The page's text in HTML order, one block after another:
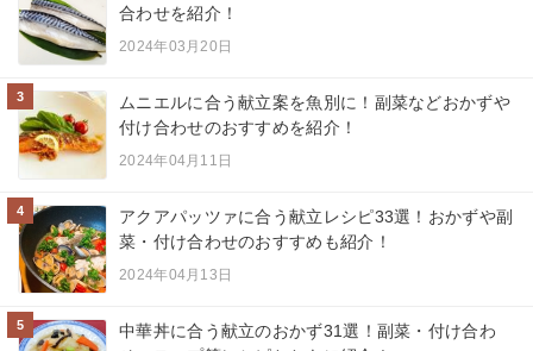
合わせを紹介！
2024年03月20日
3
ムニエルに合う献立案を魚別に！副菜などおかずや
付け合わせのおすすめを紹介！
2024年04月11日
4
アクアパッツァに合う献立レシピ33選！おかずや副
菜・付け合わせのおすすめも紹介！
2024年04月13日
5
中華丼に合う献立のおかず31選！副菜・付け合わ